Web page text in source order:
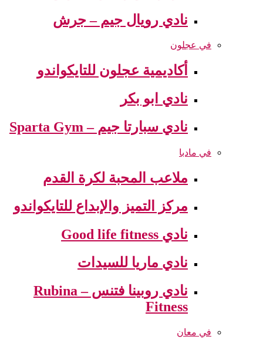
نادي رويال جيم – جرش
في عجلون
أكاديمية عجلون للتايكواندو
نادي ابو بكر
نادي سبارتا جيم – Sparta Gym
في مادبا
ملاعب المحبة لكرة القدم
مركز التميز والإبداع للتايكواندو
نادي Good life fitness
نادي ماريا للسيدات
نادي روبينا فتنس – Rubina
Fitness
في معان